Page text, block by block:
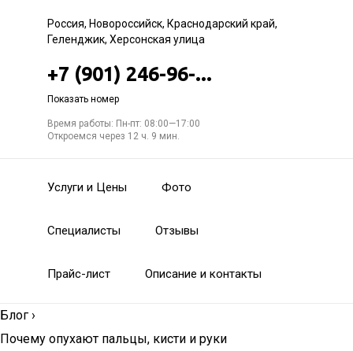
Россия, Новороссийск, Краснодарский край,
Геленджик, Херсонская улица
+7 (901) 246-96-...
Показать номер
Время работы: Пн-пт: 08:00—17:00
Откроемся через 12 ч. 9 мин.
Услуги и Цены Фото
Специалисты Отзывы
Прайс-лист Описание и контакты
Блог ›
Почему опухают пальцы, кисти и руки